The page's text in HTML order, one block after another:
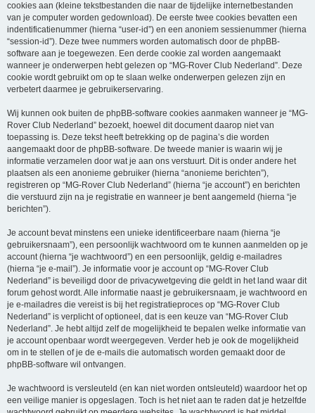
cookies aan (kleine tekstbestanden die naar de tijdelijke internetbestanden
van je computer worden gedownload). De eerste twee cookies bevatten een
indentificatienummer (hierna “user-id”) en een anoniem sessienummer (hierna
“session-id”). Deze twee nummers worden automatisch door de phpBB-
software aan je toegewezen. Een derde cookie zal worden aangemaakt
wanneer je onderwerpen hebt gelezen op “MG-Rover Club Nederland”. Deze
cookie wordt gebruikt om op te slaan welke onderwerpen gelezen zijn en
verbetert daarmee je gebruikerservaring.
Wij kunnen ook buiten de phpBB-software cookies aanmaken wanneer je “MG-
Rover Club Nederland” bezoekt, hoewel dit document daarop niet van
toepassing is. Deze tekst heeft betrekking op de pagina’s die worden
aangemaakt door de phpBB-software. De tweede manier is waarin wij je
informatie verzamelen door wat je aan ons verstuurt. Dit is onder andere het
plaatsen als een anonieme gebruiker (hierna “anonieme berichten”),
registreren op “MG-Rover Club Nederland” (hierna “je account”) en berichten
die verstuurd zijn na je registratie en wanneer je bent aangemeld (hierna “je
berichten”).
Je account bevat minstens een unieke identificeerbare naam (hierna “je
gebruikersnaam”), een persoonlijk wachtwoord om te kunnen aanmelden op je
account (hierna “je wachtwoord”) en een persoonlijk, geldig e-mailadres
(hierna “je e-mail”). Je informatie voor je account op “MG-Rover Club
Nederland” is beveiligd door de privacywetgeving die geldt in het land waar dit
forum gehost wordt. Alle informatie naast je gebruikersnaam, je wachtwoord en
je e-mailadres die vereist is bij het registratieproces op “MG-Rover Club
Nederland” is verplicht of optioneel, dat is een keuze van “MG-Rover Club
Nederland”. Je hebt altijd zelf de mogelijkheid te bepalen welke informatie van
je account openbaar wordt weergegeven. Verder heb je ook de mogelijkheid
om in te stellen of je de e-mails die automatisch worden gemaakt door de
phpBB-software wil ontvangen.
Je wachtwoord is versleuteld (en kan niet worden ontsleuteld) waardoor het op
een veilige manier is opgeslagen. Toch is het niet aan te raden dat je hetzelfde